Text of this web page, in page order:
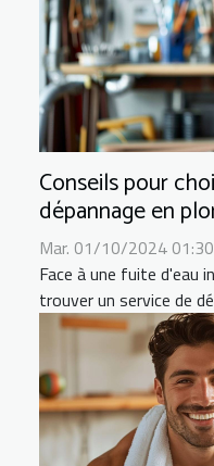
Conseils pour
dépannage en
Mar. 01/10/2024 01:30
Face à une fuite d'eau
trouver un service de